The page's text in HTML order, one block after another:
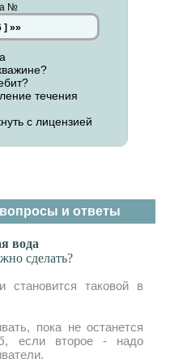
№
] »»
течения
с лицензией
и ответы
вода
сделать?
становится таковой в
пока не останется
если второе - надо